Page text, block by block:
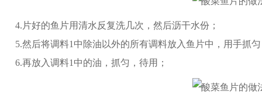
4.片好的鱼片用清水反复洗几次，然后沥干水份；
5.然后将调料1中除油以外的所有调料放入鱼片中，用手抓
6.再放入调料1中的油，抓匀，待用；